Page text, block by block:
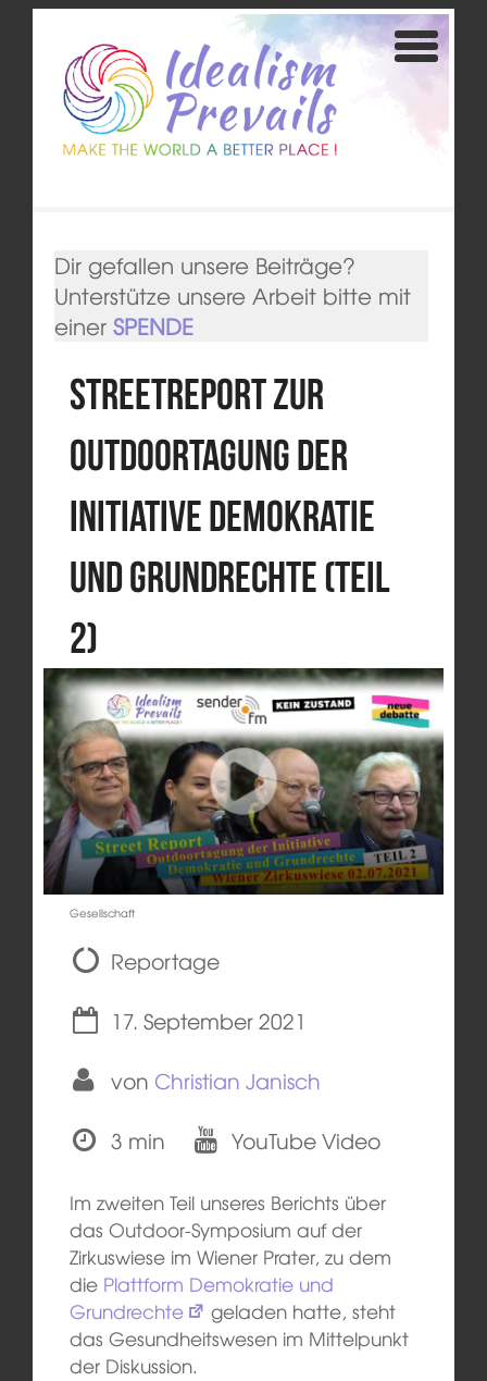
Dir gefallen unsere Beiträge?
Unterstütze unsere Arbeit bitte mit
einer SPENDE
Streetreport zur
Outdoortagung der
Initiative Demokratie
und Grundrechte (Teil
2)
Gesellschaft
Reportage
17. September 2021
von Christian Janisch
3 min
YouTube Video
Im zweiten Teil unseres Berichts über
das Outdoor-Symposium auf der
Zirkuswiese im Wiener Prater, zu dem
die Plattform Demokratie und
Grundrechte
geladen hatte, steht
das Gesundheitswesen im Mittelpunkt
der Diskussion.